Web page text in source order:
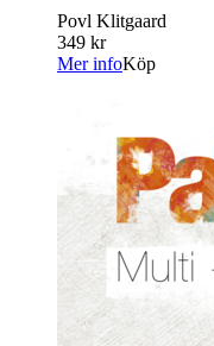
Povl Klitgaard
349 kr
Mer infoKöp